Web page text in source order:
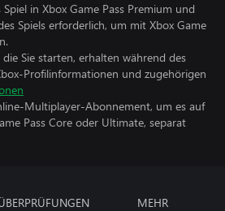
in Xbox Game Pass Premium und
Spiels erforderlich, um mit Xbox Game
Sie starten, erhalten während des
Profilinformationen und zugehörigen
Multiplayer-Abonnement, um es auf
Pass Core oder Ultimate, separat
MEHR